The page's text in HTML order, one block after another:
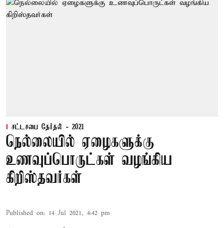
சட்டசபை தேர்தல் - 2021
நெல்லையில் ஏழைகளுக்கு
உணவுப்பொருட்கள் வழங்கிய
கிறிஸ்தவர்கள்
Published on: 14 Jul 2021, 4:42 pm